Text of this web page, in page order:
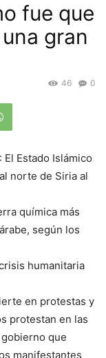
fue que
gran
0
46
Estado Islámico
norte de Siria al
química más
según los
humanitaria
en protestas y
protestan en las
que
manifestantes